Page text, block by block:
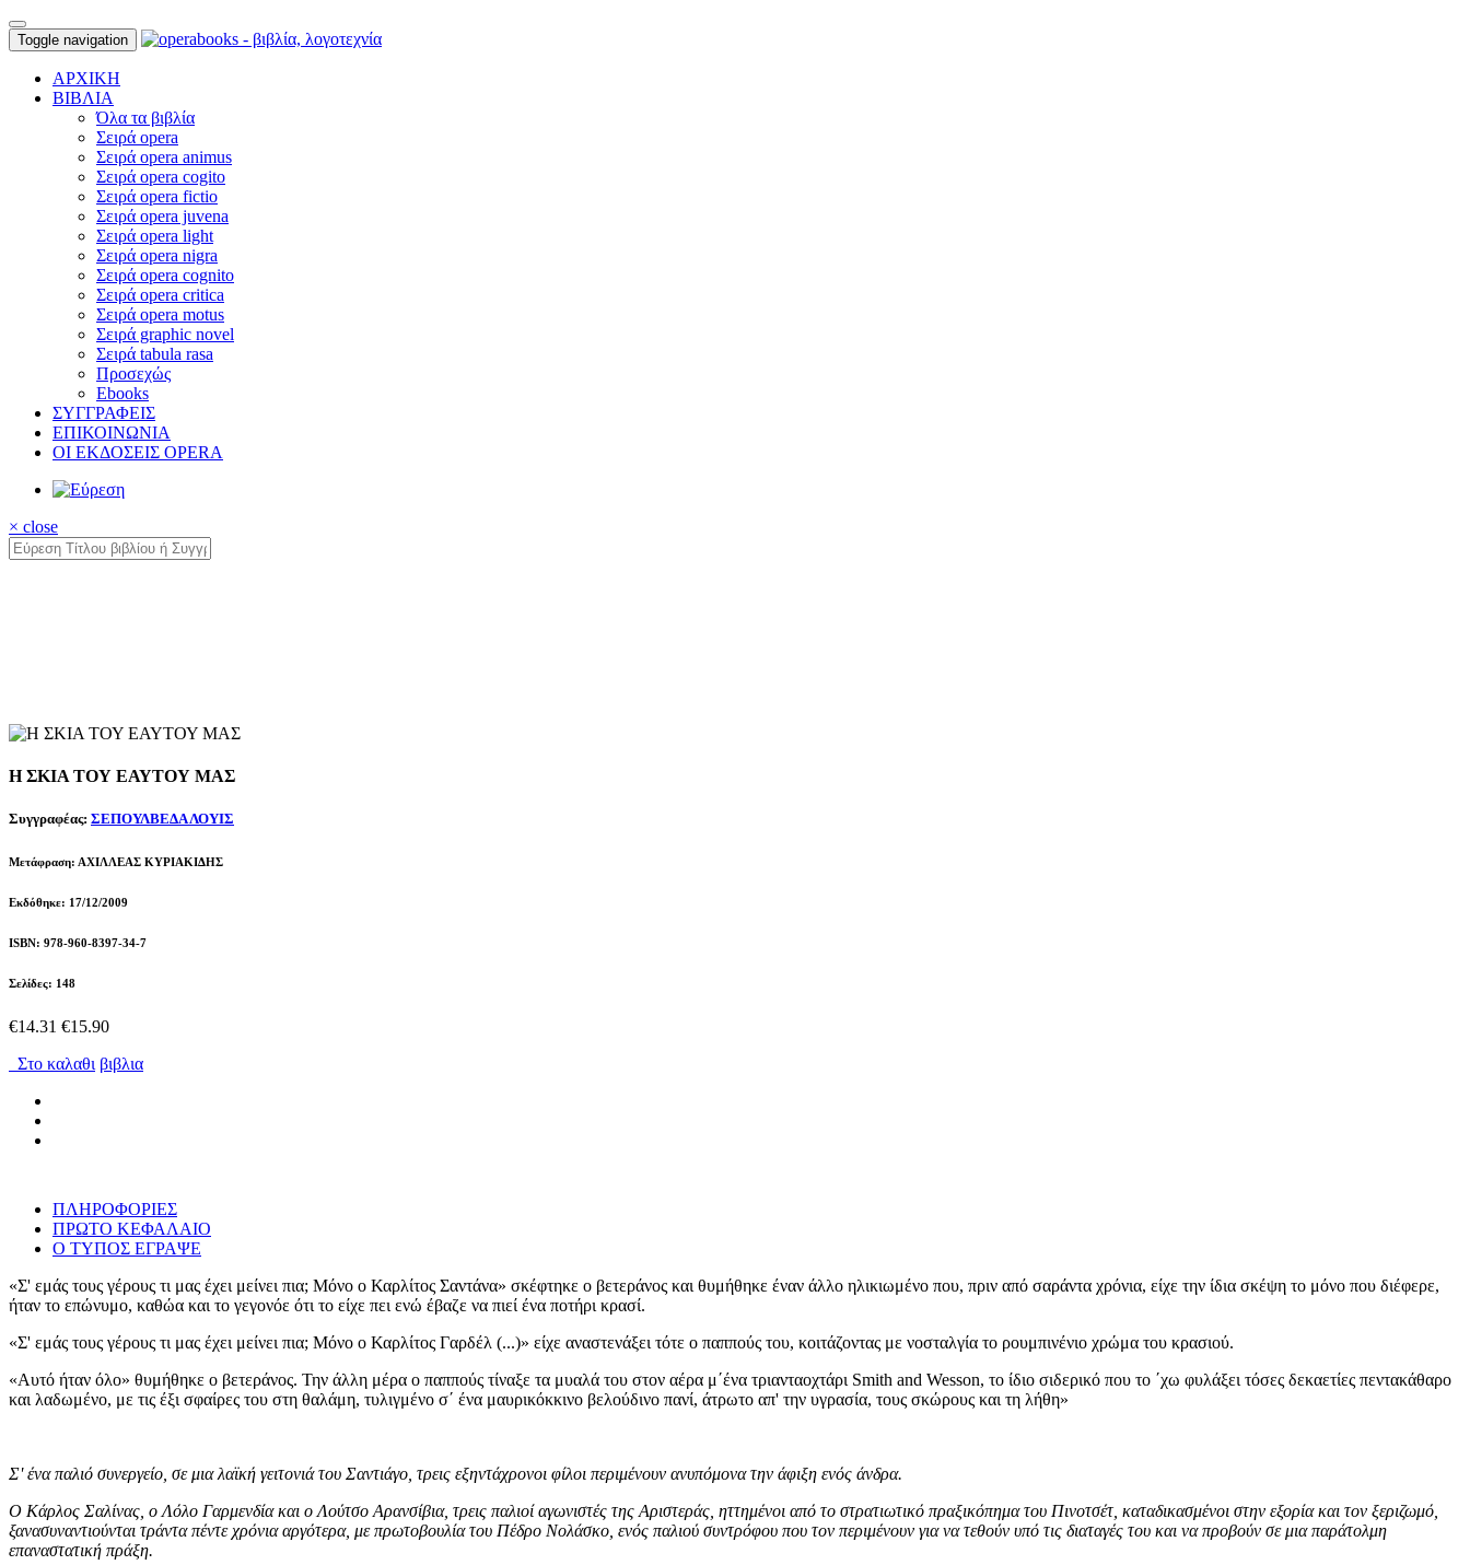
Toggle navigation
ΑΡΧΙΚΗ
ΒΙΒΛΙΑ
Όλα τα βιβλία
Σειρά opera
Σειρά opera animus
Σειρά opera cogito
Σειρά opera fictio
Σειρά opera juvena
Σειρά opera light
Σειρά opera nigra
Σειρά opera cognito
Σειρά opera critica
Σειρά opera motus
Σειρά graphic novel
Σειρά tabula rasa
Προσεχώς
Ebooks
ΣΥΓΓΡΑΦΕΙΣ
ΕΠΙΚΟΙΝΩΝΙΑ
ΟΙ ΕΚΔΟΣΕΙΣ OPERA
× close
Η ΣΚΙΑ ΤΟΥ ΕΑΥΤΟΥ ΜΑΣ
Συγγραφέας: ΣΕΠΟΥΛΒΕΔΑ ΛΟΥΙΣ
Μετάφραση: ΑΧΙΛΛΕΑΣ ΚΥΡΙΑΚΙΔΗΣ
Εκδόθηκε: 17/12/2009
ISBN: 978-960-8397-34-7
Σελίδες: 148
€14.31 €15.90
Στο καλαθι βιβλια
ΠΛΗΡΟΦΟΡΙΕΣ
ΠΡΩΤΟ ΚΕΦΑΛΑΙΟ
Ο ΤΥΠΟΣ ΕΓΡΑΨΕ
«Σ' εμάς τους γέρους τι μας έχει μείνει πια; Μόνο ο Καρλίτος Σαντάνα» σκέφτηκε ο βετεράνος και θυμήθηκε έναν άλλο ηλικιωμένο που, πριν από σαράντα χρόνια, είχε την ίδια σκέψη το μόνο που διέφερε,
ήταν το επώνυμο, καθώα και το γεγονόε ότι το είχε πει ενώ έβαζε να πιεί ένα ποτήρι κρασί.
«Σ' εμάς τους γέρους τι μας έχει μείνει πια; Μόνο ο Καρλίτος Γαρδέλ (...)» είχε αναστενάξει τότε ο παππούς του, κοιτάζοντας με νοσταλγία το ρουμπινένιο χρώμα του κρασιού.
«Αυτό ήταν όλο» θυμήθηκε ο βετεράνος. Την άλλη μέρα ο παππούς τίναξε τα μυαλά του στον αέρα μ΄ένα τριανταοχτάρι Smith and Wesson, το ίδιο σιδερικό που το ΄χω φυλάξει τόσες δεκαετίες πεντακάθαρο
και λαδωμένο, με τις έξι σφαίρες του στη θαλάμη, τυλιγμένο σ΄ ένα μαυρικόκκινο βελούδινο πανί, άτρωτο απ' την υγρασία, τους σκώρους και τη λήθη»
Σ' ένα παλιό συνεργείο, σε μια λαϊκή γειτονιά του Σαντιάγο, τρεις εξηντάχρονοι φίλοι περιμένουν ανυπόμονα την άφιξη ενός άνδρα.
Ο Κάρλος Σαλίνας, ο Λόλο Γαρμενδία και ο Λούτσο Αρανσίβια, τρεις παλιοί αγωνιστές της Αριστεράς, ηττημένοι από το στρατιωτικό πραξικόπημα του Πινοτσέτ, καταδικασμένοι στην εξορία και τον ξεριζωμό,
ξανασυναντιούνται τράντα πέντε χρόνια αργότερα, με πρωτοβουλία του Πέδρο Νολάσκο, ενός παλιού συντρόφου που τον περιμένουν για να τεθούν υπό τις διαταγές του και να προβούν σε μια παράτολμη
επαναστατική πράξη.